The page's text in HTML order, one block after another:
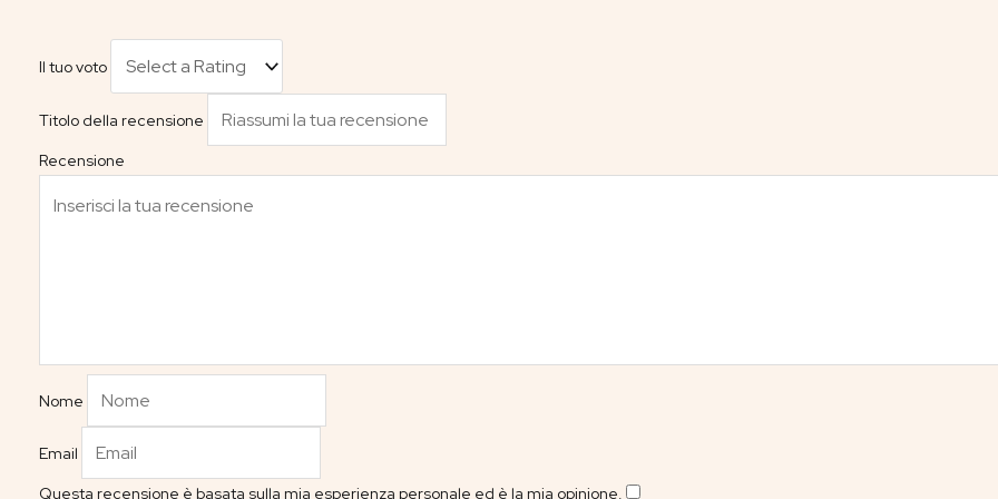
Il tuo voto
Titolo della recensione
Recensione
Nome
Email
Questa recensione è basata sulla mia esperienza personale ed è la mia opinione.